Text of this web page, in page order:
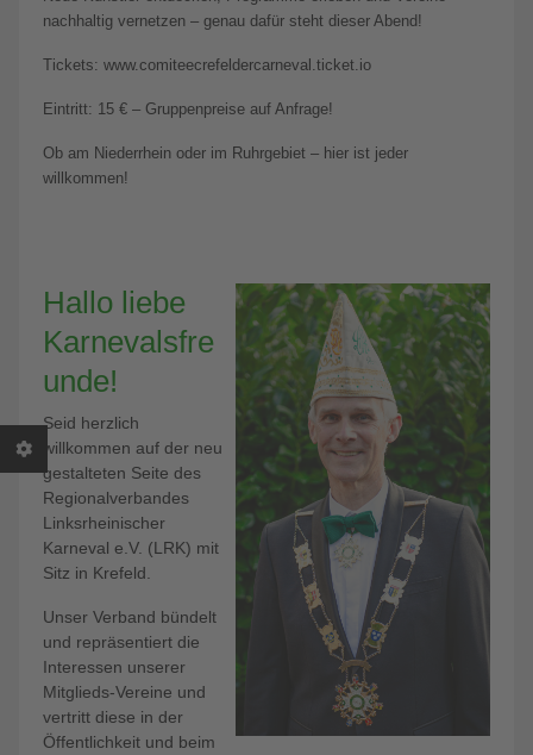
nachhaltig vernetzen – genau dafür steht dieser Abend!
Tickets: www.comiteecrefeldercarneval.ticket.io
Eintritt: 15 € – Gruppenpreise auf Anfrage!
Ob am Niederrhein oder im Ruhrgebiet – hier ist jeder
willkommen!
Hallo liebe
Karnevalsfre
unde!
Seid herzlich
willkommen auf der neu
gestalteten Seite des
Regionalverbandes
Linksrheinischer
Karneval e.V. (LRK) mit
Sitz in Krefeld.
Unser Verband bündelt
und repräsentiert die
Interessen unserer
Mitglieds-Vereine und
vertritt diese in der
Öffentlichkeit und beim